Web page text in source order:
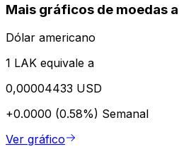
Mais gráficos de moedas
Dólar americano
1 LAK equivale a
0,00004433 USD
+0.0000 (0.58%) Semanal
Ver gráfico